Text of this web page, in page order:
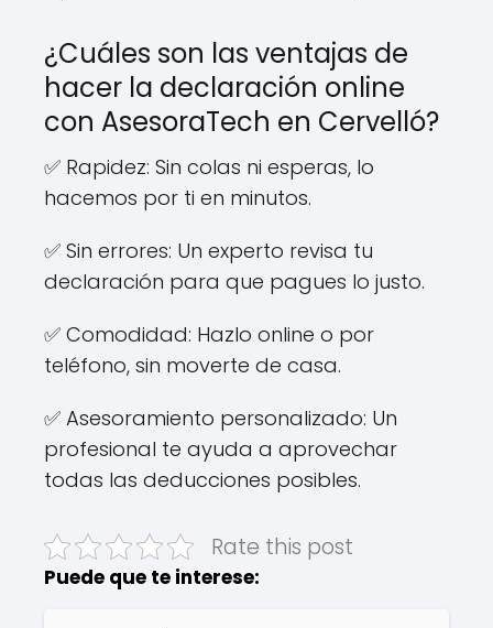
¿Cuáles son las ventajas de
hacer la declaración online
con AsesoraTech en Cervelló?
✅ Rapidez: Sin colas ni esperas, lo
hacemos por ti en minutos.
✅ Sin errores: Un experto revisa tu
declaración para que pagues lo justo.
✅ Comodidad: Hazlo online o por
teléfono, sin moverte de casa.
✅ Asesoramiento personalizado: Un
profesional te ayuda a aprovechar
todas las deducciones posibles.
Rate this post
Puede que te interese: